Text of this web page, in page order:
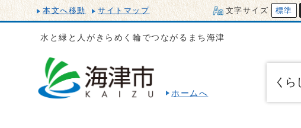
本文へ移動 サイトマップ 文字サイズ 標準
水と緑と人がきらめく輪でつながるまち海津
ホームへ
くら